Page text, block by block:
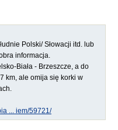
Polski/ Słowacji itd. lub
informacja.
Biała - Brzeszcze, a do
km, ale omija się korki w
... iem/59721/